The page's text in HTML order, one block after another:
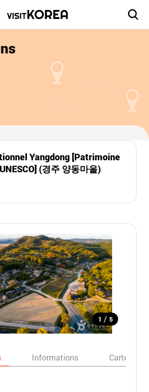
Yangdong [Patrimoine
(경주 양동마을)
1 / 5
Informations Carte